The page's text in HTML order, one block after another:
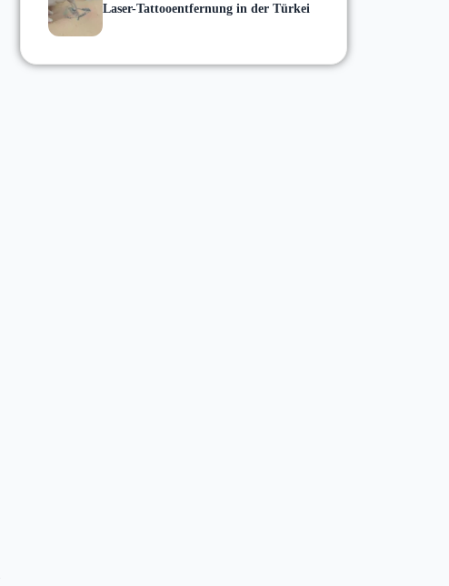
Laser-Tattooentfernung in der Türkei